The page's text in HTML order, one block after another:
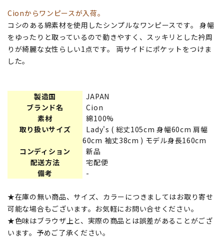
Cionからワンピースが入荷。
コシのある綿素材を使用したシンプルなワンピースです。 身幅
をゆったりと取っているので動きやすく、スッキリとした衿周
りが綺麗な女性らしい1点です。 両サイドにポケットをつけま
した。
製造国
JAPAN
ブランド名
Cion
素材
綿100%
取り扱いサイズ
Lady's ( 総丈105cm 身幅60cm 肩幅
60cm 袖丈38cm ) モデル身長160cm
コンディション
新品
配送方法
宅配便
備考
-
★在庫の無い商品、サイズ、カラーにつきましてはお取り寄せ
可能な場合もございます。お気軽にお問い合せください。
★色味はブラウザ上と、実際の商品とは誤差があることがござ
います。予めご了承ください。